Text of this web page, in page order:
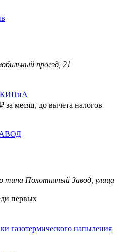
проезд, 21
КИПиА
₽ за месяц, до вычета налогов
типа Полотняный Завод, улица
первых
газотермического напыления